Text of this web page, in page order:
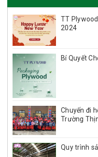
TT
2024
Bí Quyết
Chuyến đi
Trường
Quy trình